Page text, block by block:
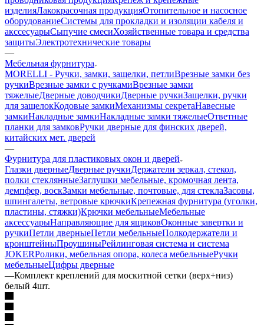
изделияЛакокрасочная продукцияОтопительное и насосное
оборудованиеСистемы для прокладки и изоляции кабеля и
акссесуарыСыпучие смесиХозяйственные товара и средства
защитыЭлектротехнические товары
—
Мебельная фурнитура
MORELLI - Ручки, замки, защелки, петлиВрезные замки без
ручкиВрезные замки с ручкамиВрезные замки
тяжелыеДверные доводчикиДверные ручкиЗащелки, ручки
для защелокКодовые замкиМеханизмы секретаНавесные
замкиНакладные замкиНакладные замки тяжелыеОтветные
планки для замковРучки дверные для финских дверей,
китайских мет. дверей
—
Фурнитура для пластиковых окон и дверей
Глазки дверныеДверные ручкиДержатели зеркал, стекол,
полки стеклянныеЗаглушки мебельные, кромочная лента,
демпфер, воскЗамки мебельные, почтовые, для стеклаЗасовы,
шпингалеты, ветровые крючкиКрепежная фурнитура (уголки,
пластины, стяжки)Крючки мебельныеМебельные
аксессуарыНаправляющие для ящиковОконные завертки и
ручкиПетли дверныеПетли мебельныеПолкодержатели и
кронштейныПроушиныРейлинговая система и система
JOKERРолики, мебельная опора, колеса мебельныеРучки
мебельныеЦифры дверные
—Комплект креплений для москитной сетки (верх+низ)
белый 4шт.